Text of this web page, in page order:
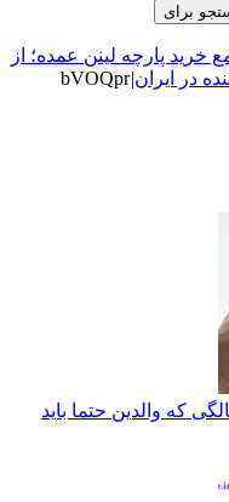
برای
خرید پارچه لینن عمده؛ از
در ایران|
bVOQpr
های بعد از واکسن ۱۵ سالگی که والدین حتما باید